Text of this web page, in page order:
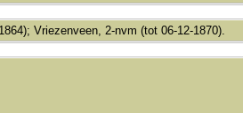
Vriezenveen, 2-nvm (tot 06-12-1870).